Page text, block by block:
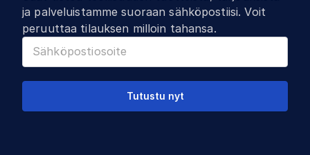
ja palveluistamme suoraan sähköpostiisi. Voit
peruuttaa tilauksen milloin tahansa.
Tutustu nyt